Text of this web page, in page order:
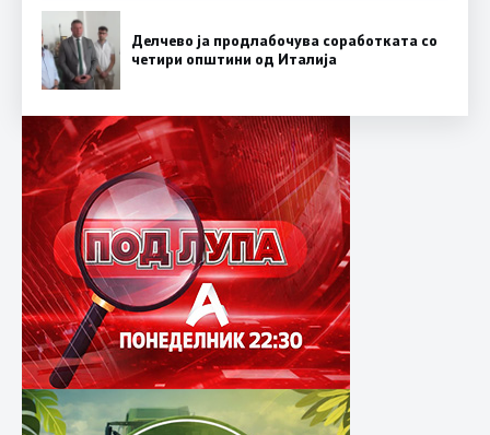
Делчево ја продлабочува соработката со
четири општини од Италија